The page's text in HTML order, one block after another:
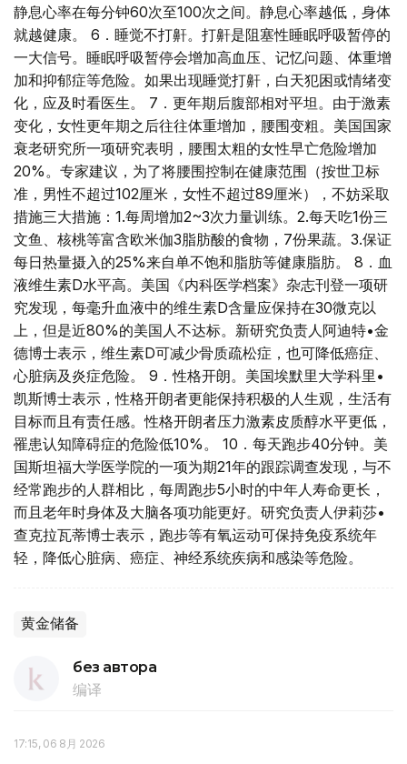
静息心率在每分钟60次至100次之间。静息心率越低，身体
就越健康。 6．睡觉不打鼾。打鼾是阻塞性睡眠呼吸暂停的
一大信号。睡眠呼吸暂停会增加高血压、记忆问题、体重增
加和抑郁症等危险。如果出现睡觉打鼾，白天犯困或情绪变
化，应及时看医生。 7．更年期后腹部相对平坦。由于激素
变化，女性更年期之后往往体重增加，腰围变粗。美国国家
衰老研究所一项研究表明，腰围太粗的女性早亡危险增加
20%。专家建议，为了将腰围控制在健康范围（按世卫标
准，男性不超过102厘米，女性不超过89厘米），不妨采取
措施三大措施：1.每周增加2~3次力量训练。2.每天吃1份三
文鱼、核桃等富含欧米伽3脂肪酸的食物，7份果蔬。3.保证
每日热量摄入的25%来自单不饱和脂肪等健康脂肪。 8．血
液维生素D水平高。美国《内科医学档案》杂志刊登一项研
究发现，每毫升血液中的维生素D含量应保持在30微克以
上，但是近80%的美国人不达标。新研究负责人阿迪特•金
德博士表示，维生素D可减少骨质疏松症，也可降低癌症、
心脏病及炎症危险。 9．性格开朗。美国埃默里大学科里•
凯斯博士表示，性格开朗者更能保持积极的人生观，生活有
目标而且有责任感。性格开朗者压力激素皮质醇水平更低，
罹患认知障碍症的危险低10%。 10．每天跑步40分钟。美
国斯坦福大学医学院的一项为期21年的跟踪调查发现，与不
经常跑步的人群相比，每周跑步5小时的中年人寿命更长，
而且老年时身体及大脑各项功能更好。研究负责人伊莉莎•
查克拉瓦蒂博士表示，跑步等有氧运动可保持免疫系统年
轻，降低心脏病、癌症、神经系统疾病和感染等危险。
黄金储备
без автора
编译
17:15, 06 8月 2026